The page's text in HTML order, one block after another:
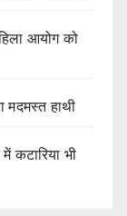
आयोग को
मदमस्त हाथी
कटारिया भी